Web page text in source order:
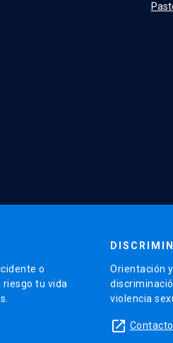
o
tu vida
Orientación
violencia
launch